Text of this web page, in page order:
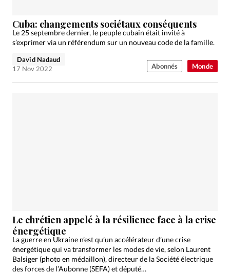
Monde
Cuba: changements sociétaux conséquents
Le 25 septembre dernier, le peuple cubain était invité à
s’exprimer via un référendum sur un nouveau code de la famille.
David Nadaud
17 Nov 2022
Abonnés
Le chrétien appelé à la résilience face à la crise
énergétique
La guerre en Ukraine n’est qu’un accélérateur d’une crise
énergétique qui va transformer les modes de vie, selon Laurent
Balsiger (photo en médaillon), directeur de la Société électrique
des forces de l’Aubonne (SEFA) et député…